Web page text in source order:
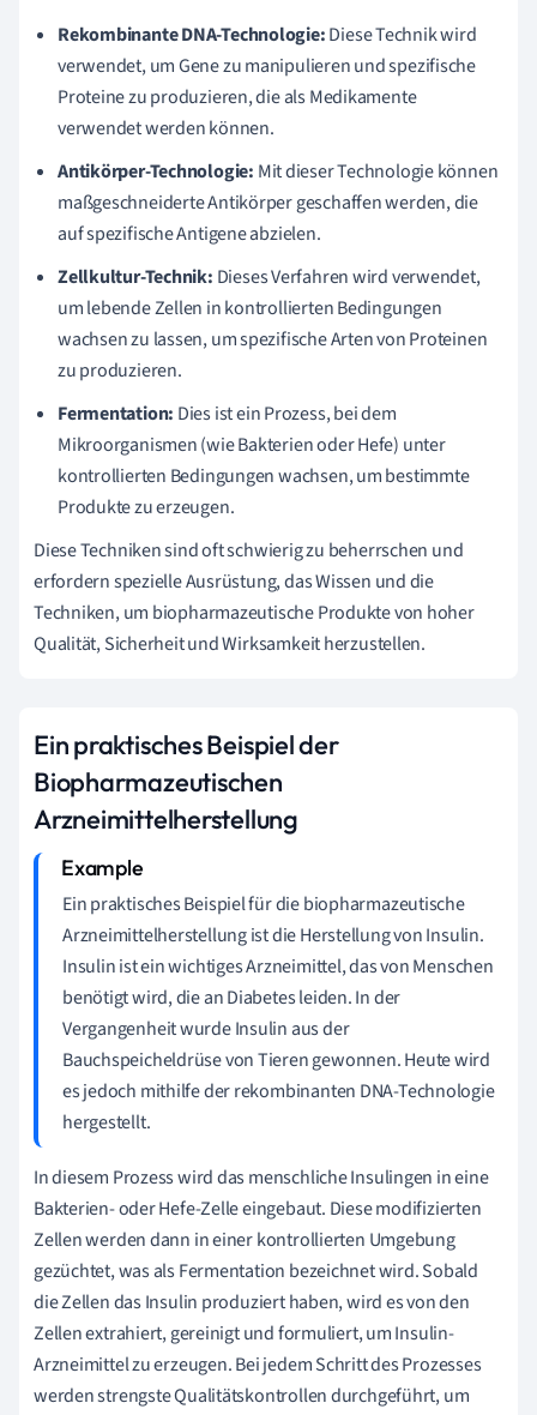
Rekombinante DNA-Technologie:Diese Technik wird
verwendet, um Gene zu manipulieren und spezifische
Proteine zu produzieren, die als Medikamente
verwendet werden können.
Antikörper-Technologie: Mit dieser Technologie können
maßgeschneiderte Antikörper geschaffen werden, die
auf spezifische Antigene abzielen.
Zellkultur-Technik: Dieses Verfahren wird verwendet,
um lebende Zellen in kontrollierten Bedingungen
wachsen zu lassen, um spezifische Arten von Proteinen
zu produzieren.
Fermentation: Dies ist ein Prozess, bei dem
Mikroorganismen (wie Bakterien oder Hefe) unter
kontrollierten Bedingungen wachsen, um bestimmte
Produkte zu erzeugen.
Diese Techniken sind oft schwierig zu beherrschen und
erfordern spezielle Ausrüstung, das Wissen und die
Techniken, um biopharmazeutische Produkte von hoher
Qualität, Sicherheit und Wirksamkeit herzustellen.
Ein praktisches Beispiel der
Biopharmazeutischen
Arzneimittelherstellung
Ein praktisches Beispiel für die biopharmazeutische
Arzneimittelherstellung ist die Herstellung von Insulin.
Insulin ist ein wichtiges Arzneimittel, das von Menschen
benötigt wird, die an Diabetes leiden. In der
Vergangenheit wurde Insulin aus der
Bauchspeicheldrüse von Tieren gewonnen. Heute wird
es jedoch mithilfe der rekombinanten DNA-Technologie
hergestellt.
In diesem Prozess wird das menschliche Insulingen in eine
Bakterien- oder Hefe-Zelle eingebaut. Diese modifizierten
Zellen werden dann in einer kontrollierten Umgebung
gezüchtet, was als Fermentation bezeichnet wird. Sobald
die Zellen das Insulin produziert haben, wird es von den
Zellen extrahiert, gereinigt und formuliert, um Insulin-
Arzneimittel zu erzeugen. Bei jedem Schritt des Prozesses
werden strengste Qualitätskontrollen durchgeführt, um